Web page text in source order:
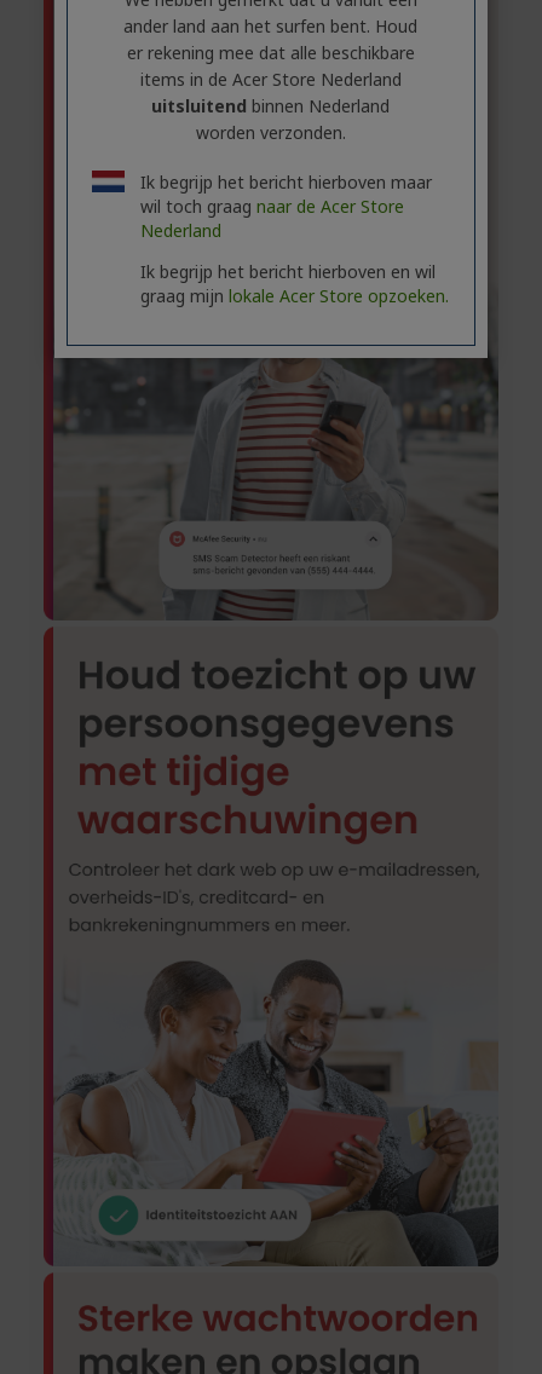
ander land aan het surfen bent. Houd
er rekening mee dat alle beschikbare
items in de Acer Store Nederland
uitsluitend binnen Nederland
worden verzonden.
Ik begrijp het bericht hierboven maar
wil toch graag naar de Acer Store
Nederland
Ik begrijp het bericht hierboven en wil
graag mijn lokale Acer Store opzoeken.